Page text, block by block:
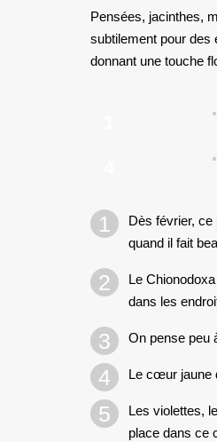
Pensées, jacinthes,
subtilement pour des
donnant une touche
Dès février, ce
quand il fait
Le
dans les
On pense peu
Le cœur jaune
Les violettes,
place dans ce